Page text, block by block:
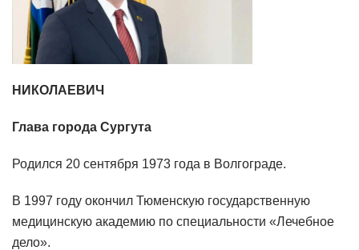
НИКОЛАЕВИЧ
Глава города Сургута
Родился 20 сентября 1973 года в Волгограде.
В 1997 году окончил Тюменскую государственную
медицинскую академию по специальности «Лечебное
дело».